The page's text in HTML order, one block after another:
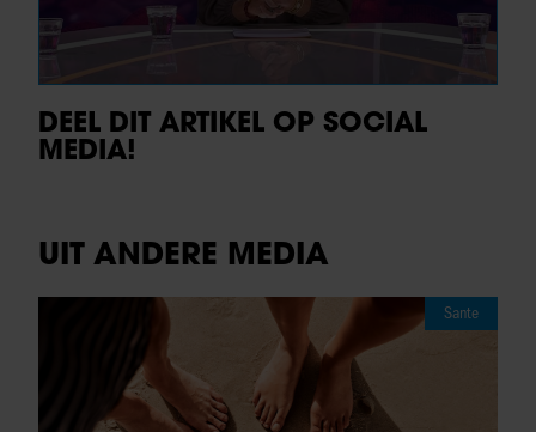
DEEL DIT ARTIKEL OP SOCIAL
MEDIA!
UIT ANDERE MEDIA
Sante